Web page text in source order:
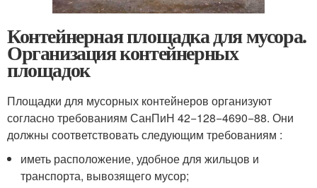
Контейнерная площадка для мусора.
Организация контейнерных
площадок
Площадки для мусорных контейнеров организуют
согласно требованиям СанПиН 42−128−4690−88. Они
должны соответствовать следующим требованиям :
иметь расположение, удобное для жильцов и
транспорта, вывозящего мусор;